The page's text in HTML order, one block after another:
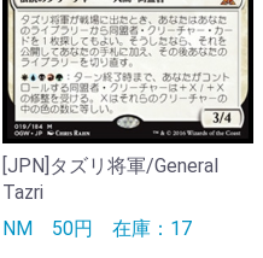
[JPN]タズリ将軍/General
Tazri
NM 50円 在庫：17